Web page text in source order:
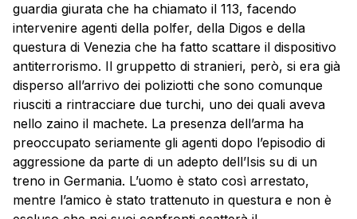
guardia giurata che ha chiamato il 113, facendo
intervenire agenti della polfer, della Digos e della
questura di Venezia che ha fatto scattare il dispositivo
antiterrorismo. Il gruppetto di stranieri, però, si era già
disperso all’arrivo dei poliziotti che sono comunque
riusciti a rintracciare due turchi, uno dei quali aveva
nello zaino il machete. La presenza dell’arma ha
preoccupato seriamente gli agenti dopo l’episodio di
aggressione da parte di un adepto dell’Isis su di un
treno in Germania. L’uomo è stato così arrestato,
mentre l’amico è stato trattenuto in questura e non è